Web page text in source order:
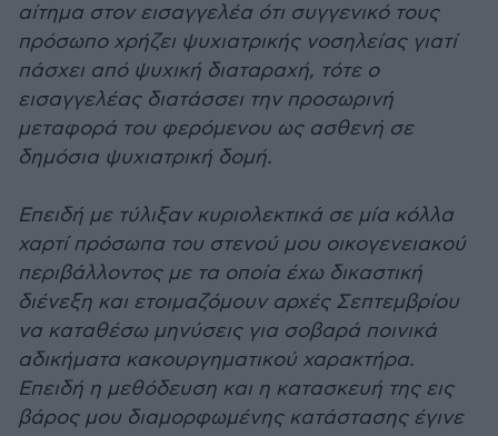
αίτημα στον εισαγγελέα ότι συγγενικό τους
πρόσωπο χρήζει ψυχιατρικής νοσηλείας γιατί
πάσχει από ψυχική διαταραχή, τότε ο
εισαγγελέας διατάσσει την προσωρινή
μεταφορά του φερόμενου ως ασθενή σε
δημόσια ψυχιατρική δομή.
Επειδή με τύλιξαν κυριολεκτικά σε μία κόλλα
χαρτί πρόσωπα του στενού μου οικογενειακού
περιβάλλοντος με τα οποία έχω δικαστική
διένεξη και ετοιμαζόμουν αρχές Σεπτεμβρίου
να καταθέσω μηνύσεις για σοβαρά ποινικά
αδικήματα κακουργηματικού χαρακτήρα.
Επειδή η μεθόδευση και η κατασκευή της εις
βάρος μου διαμορφωμένης κατάστασης έγινε